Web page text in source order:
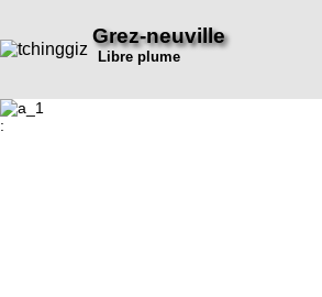
Grez-neuville
Libre plume
: